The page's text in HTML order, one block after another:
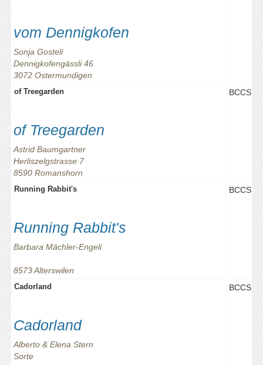
vom Dennigkofen
Sonja Gosteli
Dennigkofengässli 46
3072 Ostermundigen
of Treegarden
of Treegarden
Astrid Baumgartner
Herliszelgstrasse 7
8590 Romanshorn
BCCS
Running Rabbit's
Running Rabbit's
Barbara Mächler-Engeli
8573 Alterswilen
BCCS
Cadorland
Cadorland
Alberto & Elena Stern
Sorte
BCCS